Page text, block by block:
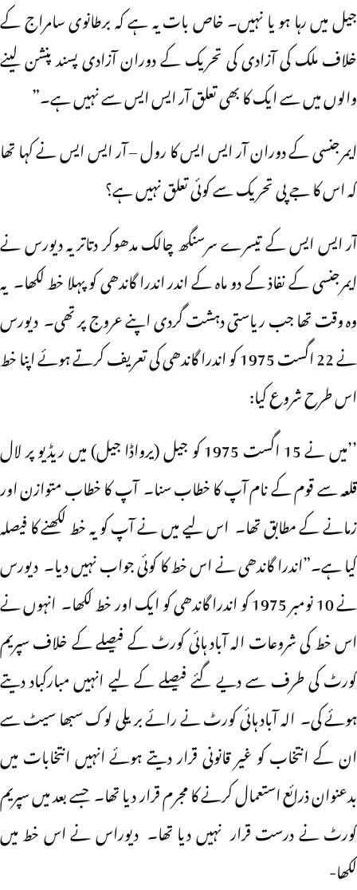
جیل میں رہا ہو یا نہیں۔ خاص بات یہ ہے کہ برطانوی سامراج کے
خلاف ملک کی آزادی کی تحریک کے دوران آزادی پسند پنشن لینے
والوں میں سے ایک کا بھی تعلق آر ایس ایس سے نہیں ہے۔”
ایمرجنسی کے دوران آر ایس ایس کا رول – آر ایس ایس نے کہا تھا
کہ اس کا جے پی تحریک سے کوئی تعلق نہیں ہے؟
آر ایس ایس کے تیسرے سرسنگھ چالک مدھوکر دتاتریہ دیورس نے
ایمرجنسی کے نفاذ کے دو ماہ کے اندر اندرا گاندھی کو پہلا خط لکھا۔ یہ
وہ وقت تھا جب ریاستی دہشت گردی اپنے عروج پر تھی۔ دیورس
نے 22 اگست 1975 کو اندرا گاندھی کی تعریف کرتے ہوئے اپنا خط
اس طرح شروع کیا:
’’میں نے 15 اگست 1975 کو جیل (یرواڈا جیل) میں ریڈیو پر لال
قلعہ سے قوم کے نام آپ کا خطاب سنا۔ آپ کا خطاب متوازن اور
زمانے کے مطابق تھا۔ اس لیے میں نے آپ کو یہ خط لکھنے کا فیصلہ
کیا ہے۔”اندرا گاندھی نے اس خط کا کوئی جواب نہیں دیا۔ دیورس
نے 10 نومبر 1975 کو اندرا گاندھی کو ایک اور خط لکھا۔ انہوں نے
اس خط کی شروعات الہ آباد ہائی کورٹ کے فیصلے کے خلاف سپریم
کورٹ کی طرف سے دیے گئے فیصلے کے لیے انہیں مبارکباد دیتے
ہوئے کی۔ الہ آباد ہائی کورٹ نے رائے بریلی لوک سبھا سیٹ سے
ان کے انتخاب کو غیر قانونی قرار دیتے ہوئے انہیں انتخابات میں
بدعنوان ذرائع استعمال کرنے کا مجرم قرار دیا تھا۔ جسے بعد میں سپریم
کورٹ نے درست قرار نہیں دیا تھا۔ دیوراس نے اس خط میں
لکھا-